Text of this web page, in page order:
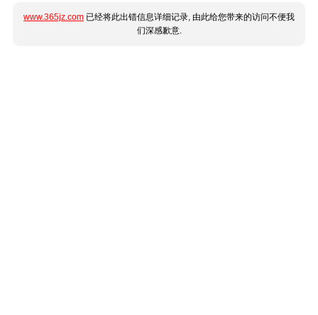
www.365jz.com 已经将此出错信息详细记录, 由此给您带来的访问不便我
们深感歉意.